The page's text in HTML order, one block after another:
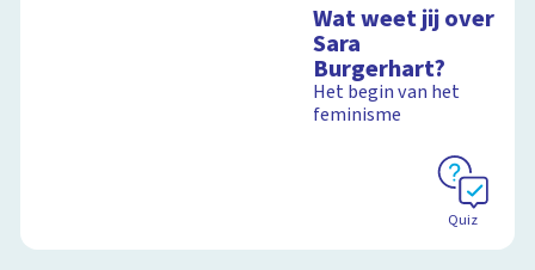
Wat weet jij over
Sara
Burgerhart?
Het begin van het
feminisme
Quiz